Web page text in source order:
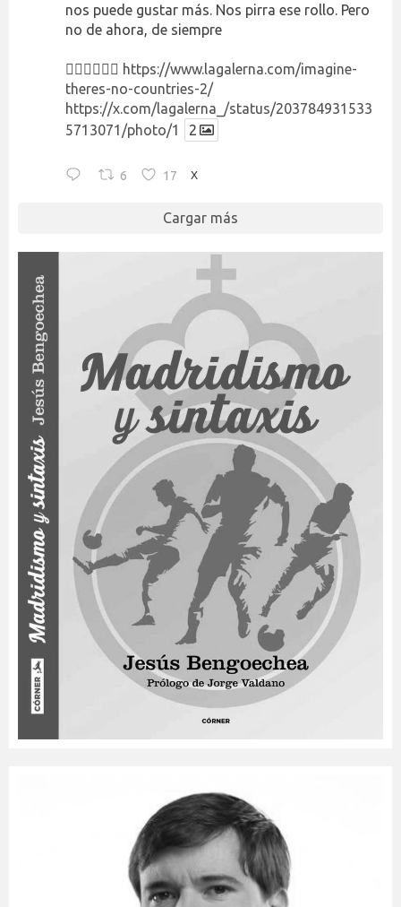
nos puede gustar más. Nos pirra ese rollo. Pero
no de ahora, de siempre
👉🏻👉🏻👉🏻 https://www.lagalerna.com/imagine-
theres-no-countries-2/
https://x.com/lagalerna_/status/203784931533
5713071/photo/1
2
6 17 X
Cargar más